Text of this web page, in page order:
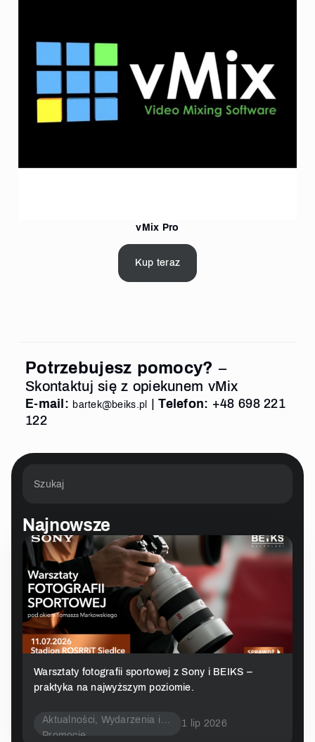
vMix Pro
Kup teraz
Potrzebujesz pomocy? –
Skontaktuj się z opiekunem vMix
E-mail: bartek@beiks.pl |Telefon: +48 698 221
122
Najnowsze
Warsztaty fotografii sportowej z Sony i BEIKS –
praktyka na najwyższym poziomie.
Aktualności, Wydarzenia i
Promocje
1 lip 2026